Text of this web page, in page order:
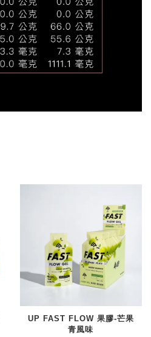
UP FAST FLOW 果膠-芒果
青風味